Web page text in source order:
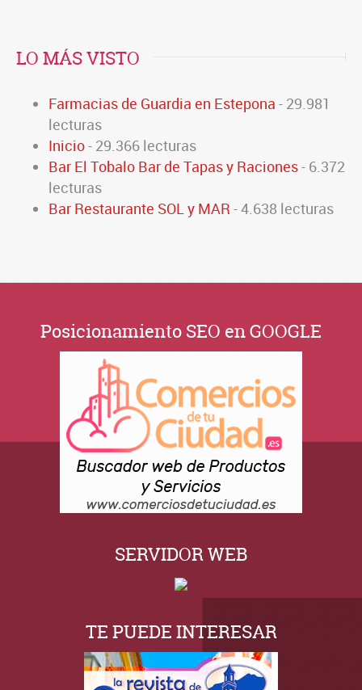
LO MÁS VISTO
Farmacias de Guardia en Estepona - 29.981
lecturas
Inicio- 29.366 lecturas
Bar El Tobalo Bar de Tapas y Raciones- 6.372
lecturas
Bar Restaurante SOL y MAR - 4.638 lecturas
Posicionamiento SEO en GOOGLE
SERVIDOR WEB
TE PUEDE INTERESAR